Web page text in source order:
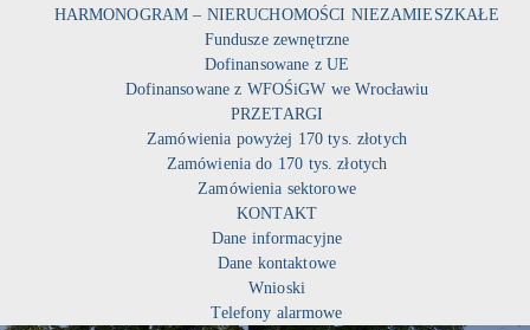
HARMONOGRAM – NIERUCHOMOŚCI NIEZAMIESZKAŁE
Fundusze zewnętrzne
Dofinansowane z UE
Dofinansowane z WFOŚiGW we Wrocławiu
PRZETARGI
Zamówienia powyżej 170 tys. złotych
Zamówienia do 170 tys. złotych
Zamówienia sektorowe
KONTAKT
Dane informacyjne
Dane kontaktowe
Wnioski
Telefony alarmowe